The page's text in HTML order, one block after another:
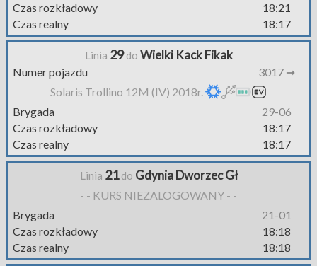
Czas rozkładowy
18:21
Czas realny
18:17
Linia 29do Wielki Kack Fikak
Numer pojazdu
3017 ➞
Solaris Trollino 12M (IV) 2018r.
Brygada
29-06
Czas rozkładowy
18:17
Czas realny
18:17
Linia 21do Gdynia Dworzec Gł
- - KURS NIEZALOGOWANY - -
Brygada
21-01
Czas rozkładowy
18:18
Czas realny
18:18